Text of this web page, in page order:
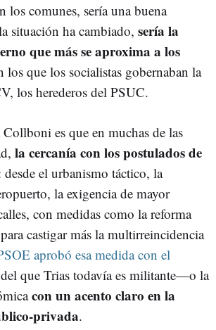
los comunes, sería una buena
situación ha cambiado, sería la
que más se aproxima a los
los que los socialistas gobernaban la
los herederos del PSUC.
es que en muchas de las
la cercanía con los postulados de
desde el urbanismo táctico, la
la exigencia de mayor
con medidas como la reforma
castigar más la multirreincidencia
aprobó esa medida con el
que Trias todavía es militante—o la
con un acento claro en la
privada.